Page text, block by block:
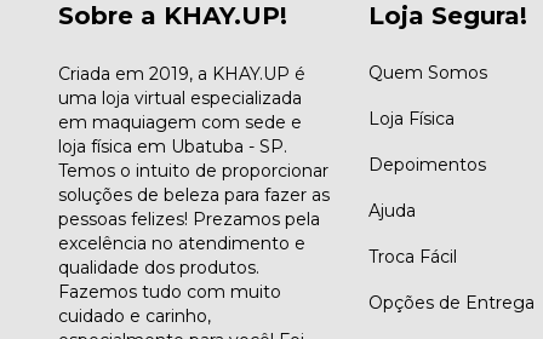
Sobre a KHAY.UP!
Criada em 2019, a KHAY.UP é
uma loja virtual especializada
em maquiagem com sede e
loja física em Ubatuba - SP.
Temos o intuito de proporcionar
soluções de beleza para fazer as
pessoas felizes! Prezamos pela
excelência no atendimento e
qualidade dos produtos.
Fazemos tudo com muito
cuidado e carinho,
Loja Segura!
Quem Somos
Loja Física
Depoimentos
Ajuda
Troca Fácil
Opções de Entrega